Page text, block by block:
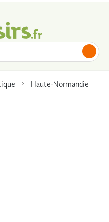
Haute-Normandie